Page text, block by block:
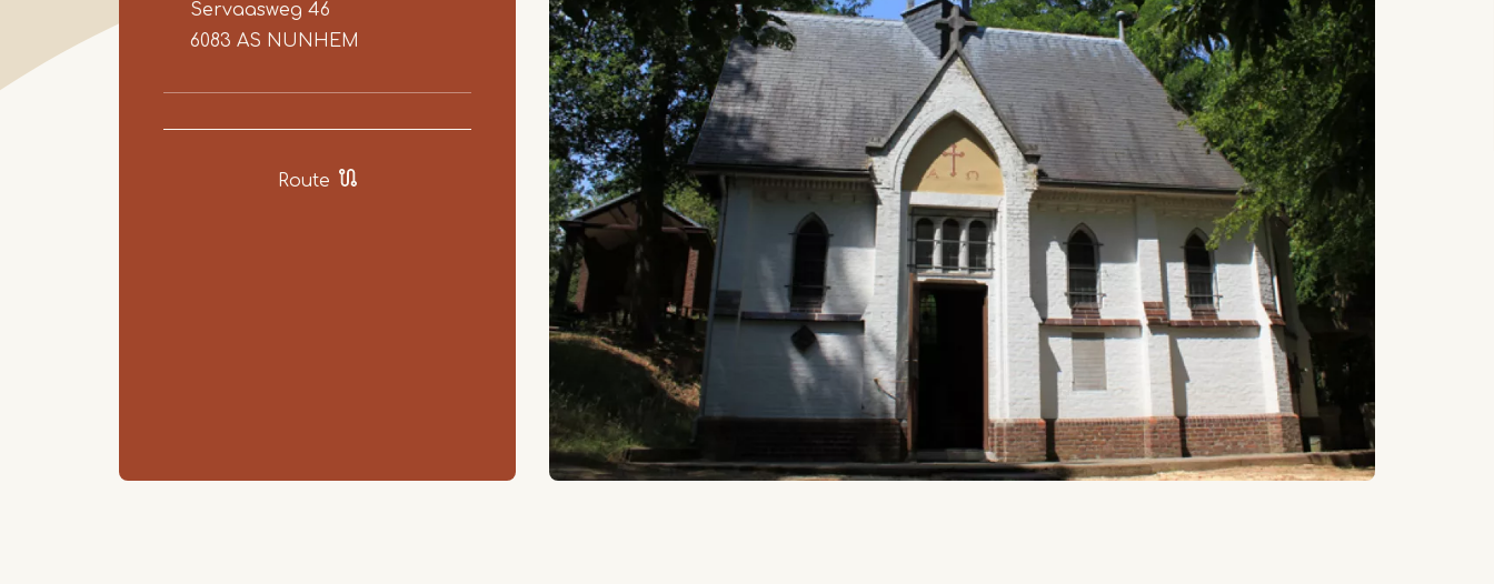
Servaasweg 46
6083 AS NUNHEM
Route